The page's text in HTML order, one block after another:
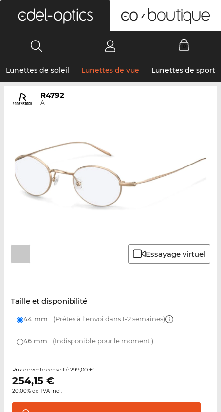
Lunettes de soleil Lunettes de vue Lunettes de sport
R4792
A
Essayage virtuel
Taille et disponibilité
44 mm (Prêtes à l'envoi dans 1-2 semaines)
46 mm (Indisponible pour le moment.)
Prix de vente conseillé 299,00 €
254,15€
20.00% de TVA incl.